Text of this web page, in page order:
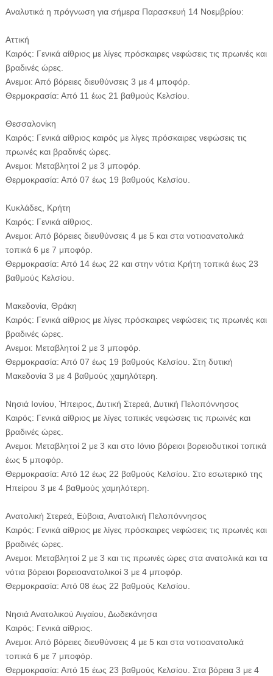
Αναλυτικά η πρόγνωση για σήμερα Παρασκευή 14 Νοεμβρίου:
Αττική
Καιρός: Γενικά αίθριος με λίγες πρόσκαιρες νεφώσεις τις πρωινές και
βραδινές ώρες.
Ανεμοι: Από βόρειες διευθύνσεις 3 με 4 μποφόρ.
Θερμοκρασία: Από 11 έως 21 βαθμούς Κελσίου.
Θεσσαλονίκη
Καιρός: Γενικά αίθριος καιρός με λίγες πρόσκαιρες νεφώσεις τις
πρωινές και βραδινές ώρες.
Ανεμοι: Μεταβλητοί 2 με 3 μποφόρ.
Θερμοκρασία: Από 07 έως 19 βαθμούς Κελσίου.
Κυκλάδες, Κρήτη
Καιρός: Γενικά αίθριος.
Ανεμοι: Από βόρειες διευθύνσεις 4 με 5 και στα νοτιοανατολικά
τοπικά 6 με 7 μποφόρ.
Θερμοκρασία: Από 14 έως 22 και στην νότια Κρήτη τοπικά έως 23
βαθμούς Κελσίου.
Μακεδονία, Θράκη
Καιρός: Γενικά αίθριος με λίγες πρόσκαιρες νεφώσεις τις πρωινές και
βραδινές ώρες.
Ανεμοι: Μεταβλητοί 2 με 3 μποφόρ.
Θερμοκρασία: Από 07 έως 19 βαθμούς Κελσίου. Στη δυτική
Μακεδονία 3 με 4 βαθμούς χαμηλότερη.
Νησιά Ιονίου, Ήπειρος, Δυτική Στερεά, Δυτική Πελοπόννησος
Καιρός: Γενικά αίθριος με λίγες τοπικές νεφώσεις τις πρωινές και
βραδινές ώρες.
Ανεμοι: Μεταβλητοί 2 με 3 και στο Ιόνιο βόρειοι βορειοδυτικοί τοπικά
έως 5 μποφόρ.
Θερμοκρασία: Από 12 έως 22 βαθμούς Κελσίου. Στο εσωτερικό της
Ηπείρου 3 με 4 βαθμούς χαμηλότερη.
Ανατολική Στερεά, Εύβοια, Ανατολική Πελοπόννησος
Καιρός: Γενικά αίθριος με λίγες πρόσκαιρες νεφώσεις τις πρωινές και
βραδινές ώρες.
Ανεμοι: Μεταβλητοί 2 με 3 και τις πρωινές ώρες στα ανατολικά και τα
νότια βόρειοι βορειοανατολικοί 3 με 4 μποφόρ.
Θερμοκρασία: Από 08 έως 22 βαθμούς Κελσίου.
Νησιά Ανατολικού Αιγαίου, Δωδεκάνησα
Καιρός: Γενικά αίθριος.
Ανεμοι: Από βόρειες διευθύνσεις 4 με 5 και στα νοτιοανατολικά
τοπικά 6 με 7 μποφόρ.
Θερμοκρασία: Από 15 έως 23 βαθμούς Κελσίου. Στα βόρεια 3 με 4